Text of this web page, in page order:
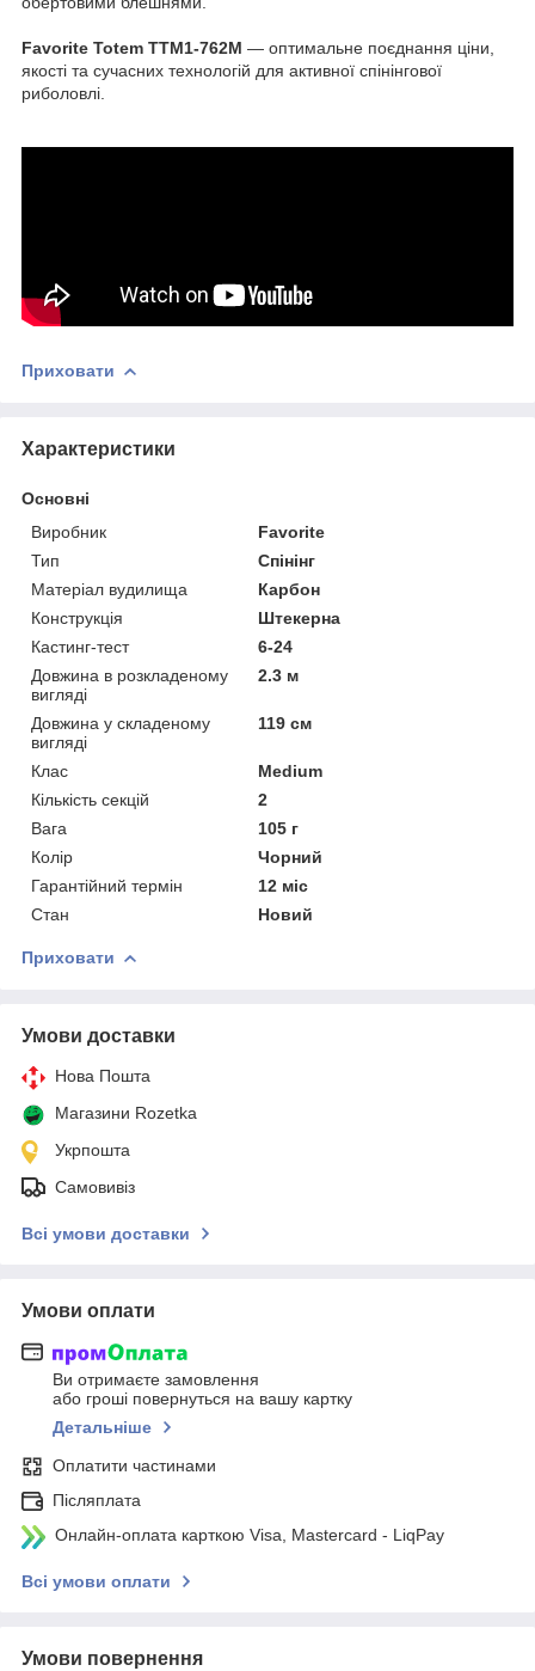
Favorite Totem TTM1-762M — оптимальне поєднання ціни,
якості та сучасних технологій для активної спінінгової
риболовлі.
Приховати
Характеристики
Основні
Виробник
Favorite
Тип
Спінінг
Матеріал вудилища
Карбон
Конструкція
Штекерна
Кастинг-тест
6-24
Довжина в розкладеному
вигляді
2.3 м
Довжина у складеному
вигляді
119 см
Клас
Medium
Кількість секцій
2
Вага
105 г
Колір
Чорний
Гарантійний термін
12 міс
Стан
Новий
Приховати
Умови доставки
Нова Пошта
Магазини Rozetka
Укрпошта
Самовивіз
Всі умови доставки
Умови оплати
Ви отримаєте замовлення
або гроші повернуться на вашу картку
Детальніше
Оплатити частинами
Післяплата
Онлайн-оплата карткою Visa, Mastercard - LiqPay
Всі умови оплати
Умови повернення